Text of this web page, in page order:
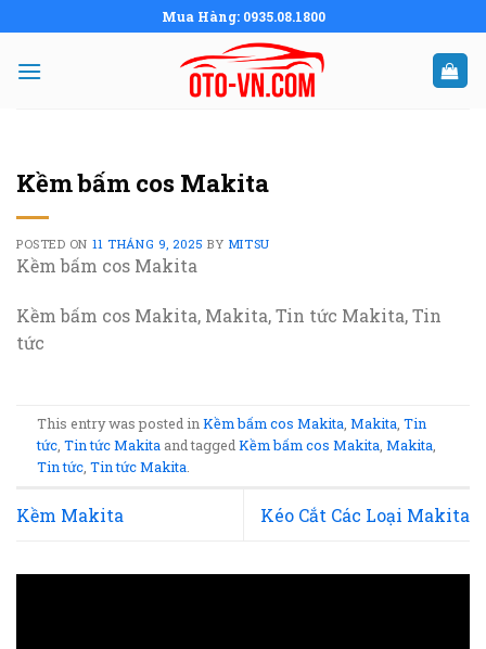
to
content
Mua Hàng: 0935.08.1800
Kềm bấm cos Makita
POSTED ON 11 THÁNG 9, 2025 BY MITSU
Kềm bấm cos Makita
Kềm bấm cos Makita, Makita, Tin tức Makita, Tin
tức
This entry was posted inKềm bấm cos Makita ,Makita ,Tin
tức ,Tin tức Makita and taggedKềm bấm cos Makita ,Makita
Tin tức ,Tin tức Makita
Kềm Makita Kéo Cắt Các Loại Makita